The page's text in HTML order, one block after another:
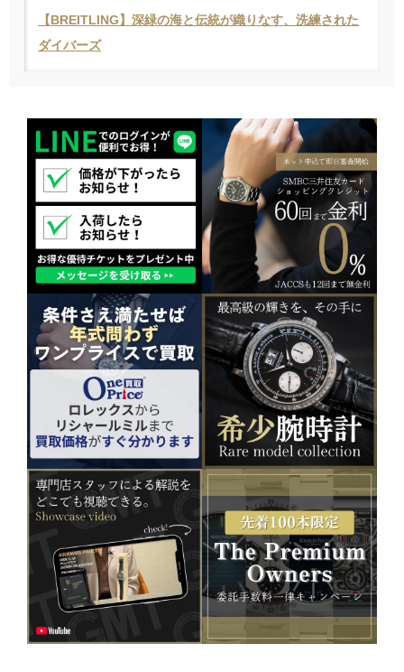
【BREITLING】深緑の海と伝統が織りなす、洗練された
ダイバーズ